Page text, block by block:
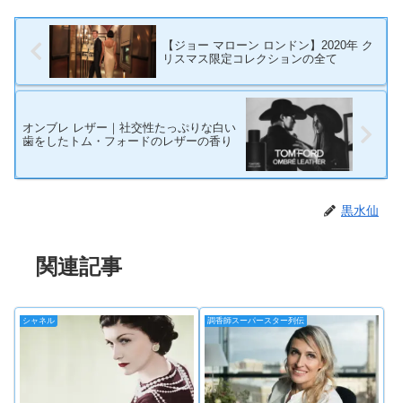
【ジョー マローン ロンドン】2020年 ク
リスマス限定コレクションの全て
オンブレ レザー｜社交性たっぷりな白い
歯をしたトム・フォードのレザーの香り
黒水仙
関連記事
シャネル 調香師スーパースター列伝